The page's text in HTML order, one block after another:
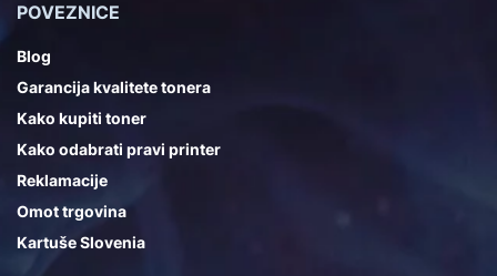
POVEZNICE
Blog
Garancija kvalitete tonera
Kako kupiti toner
Kako odabrati pravi printer
Reklamacije
Omot trgovina
Kartuše Slovenia